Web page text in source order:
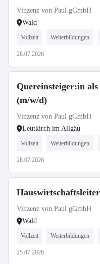
Vinzenz von Paul gGmbH
Wald
Vollzeit Weiterbildungen
28.07.2026
Quereinsteiger:in
(m/w/d)
Vinzenz von Paul gGmbH
Leutkirch im Allgäu
Vollzeit Weiterbildungen
28.07.2026
Vinzenz von Paul gGmbH
Wald
Vollzeit Weiterbildungen
25.07.2026